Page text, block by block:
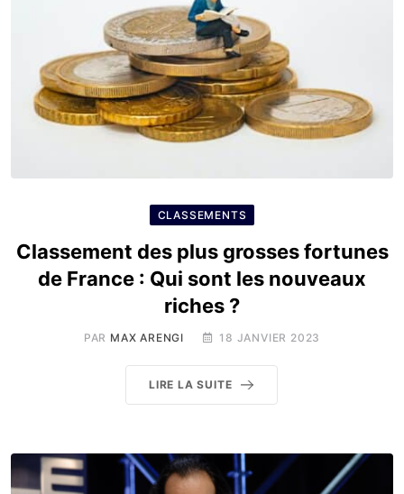
CLASSEMENTS
Classement des plus grosses fortunes
de France : Qui sont les nouveaux
riches ?
PAR MAX ARENGI 18 JANVIER 2023
LIRE LA SUITE